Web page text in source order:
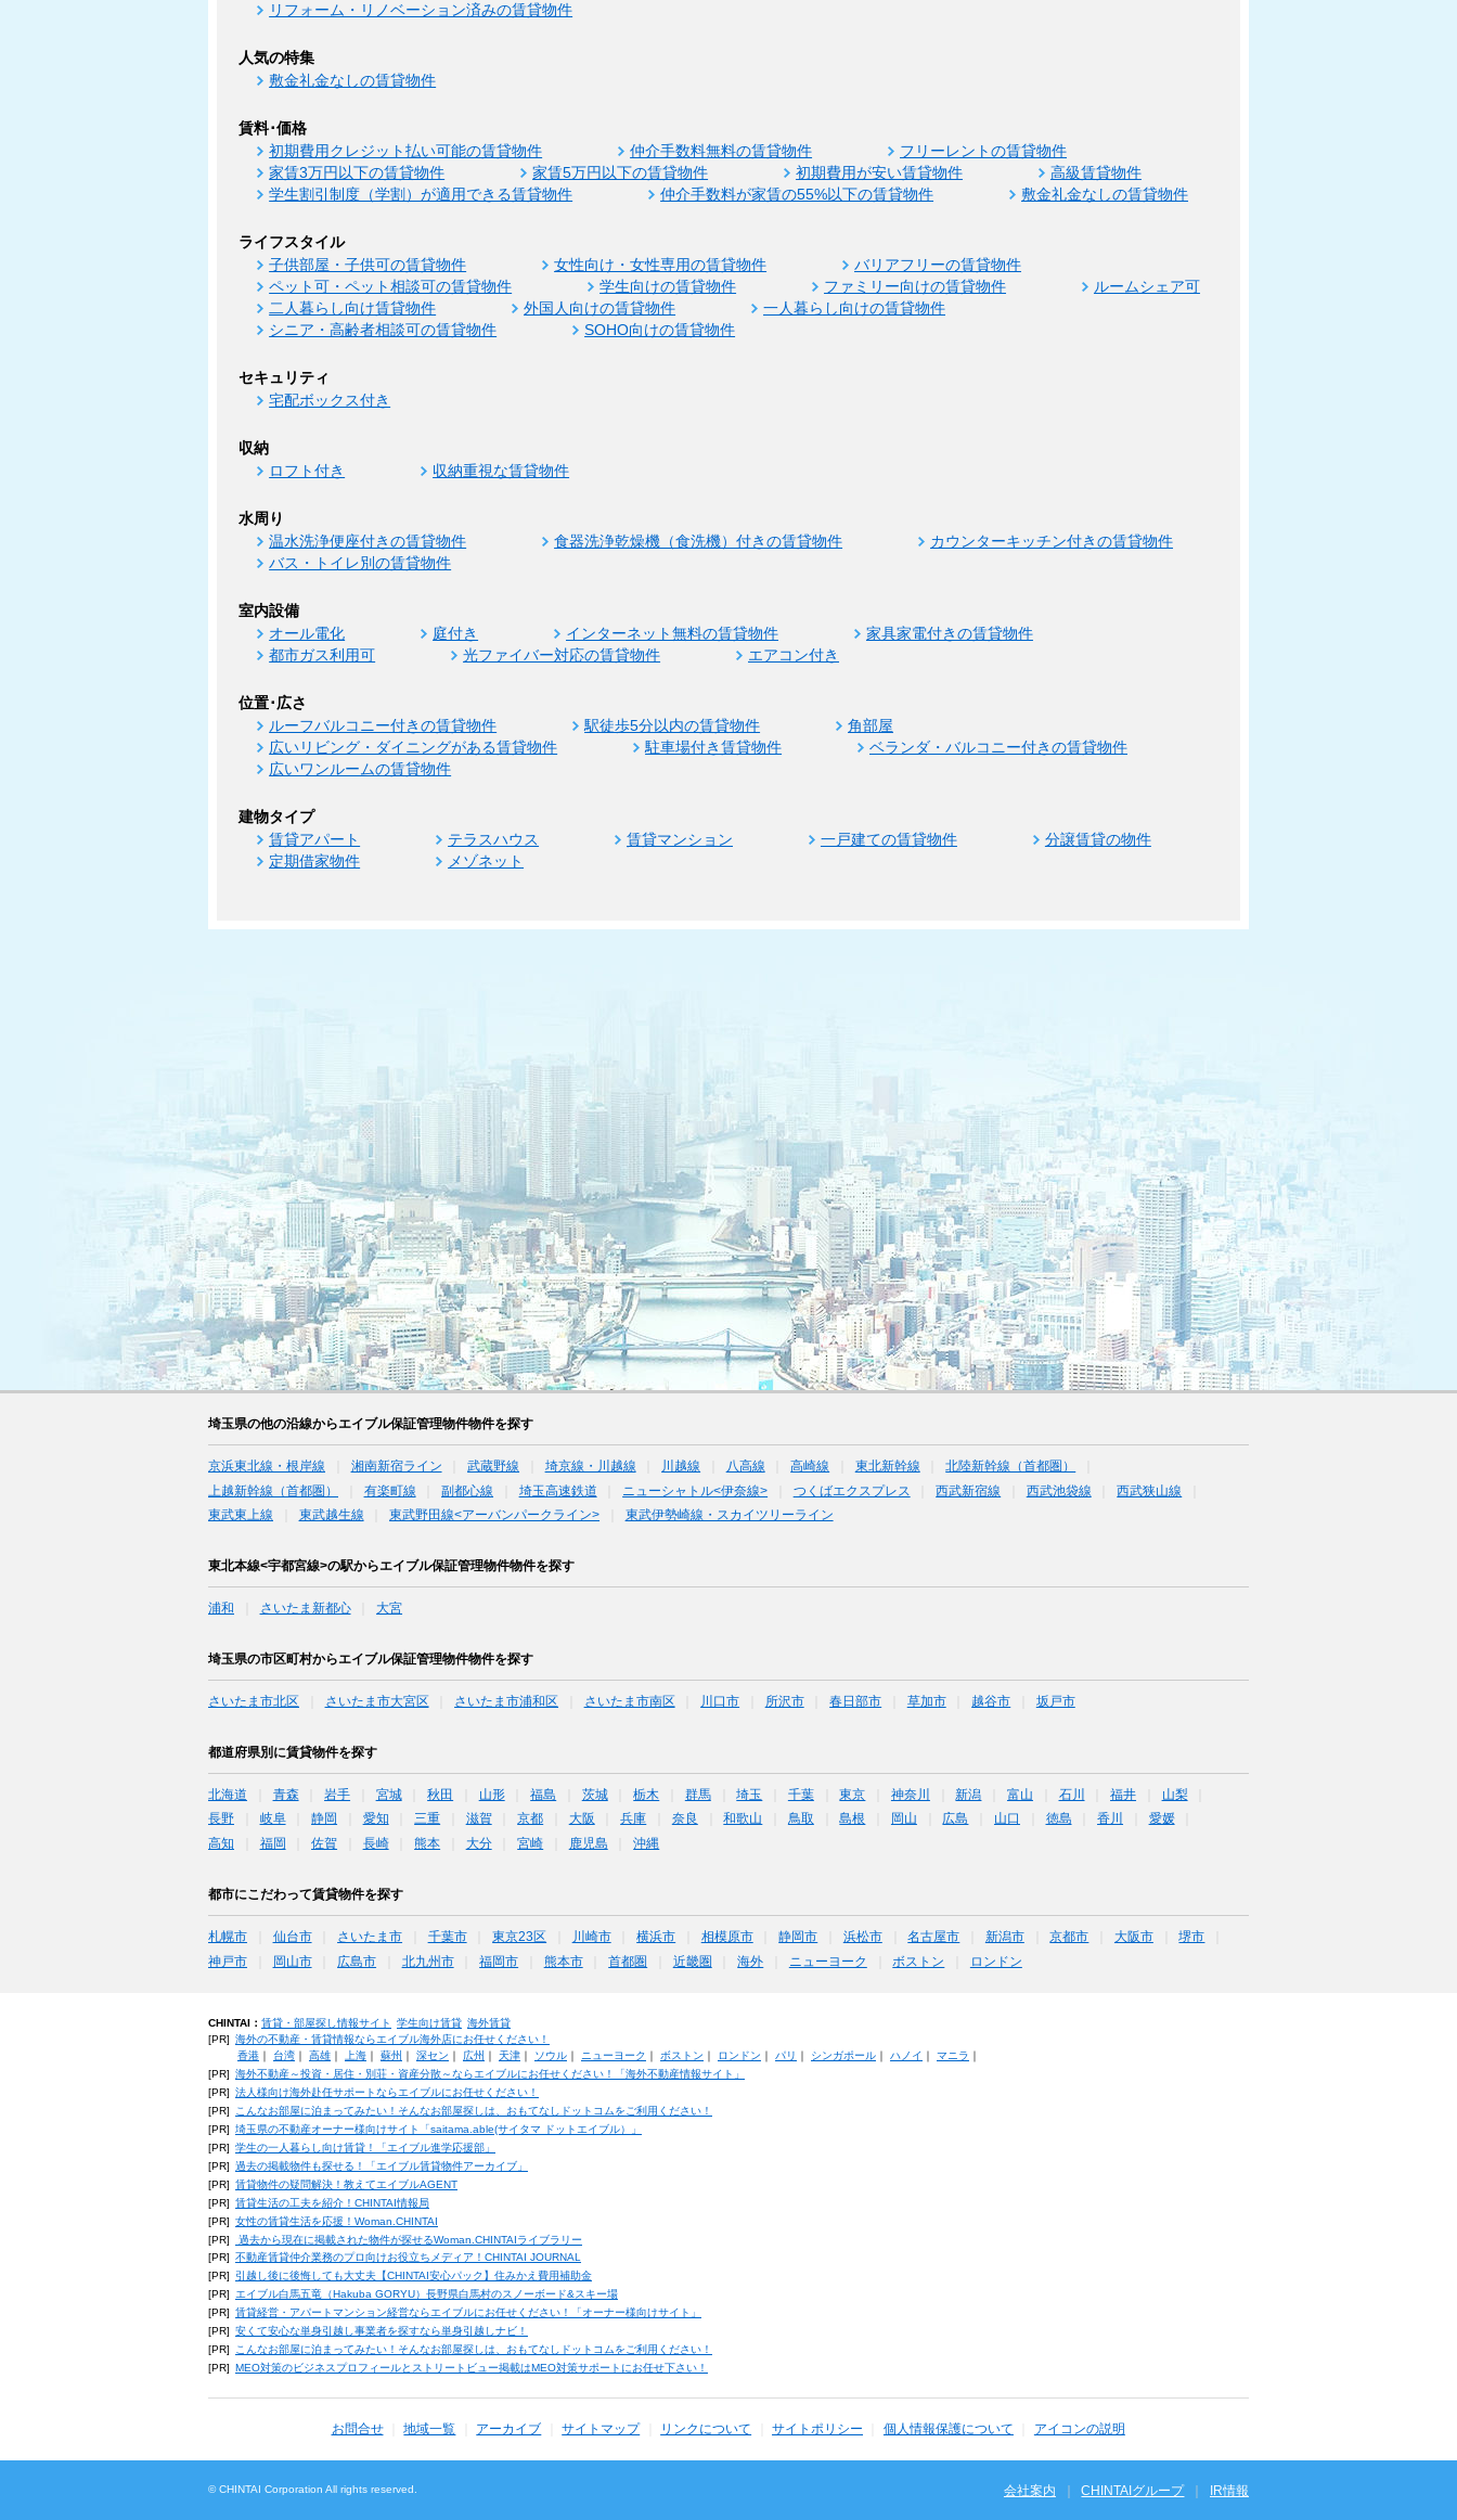
リフォーム・リノベーション済みの賃貸物件
人気の特集
敷金礼金なしの賃貸物件
賃料･価格
初期費用クレジット払い可能の賃貸物件 仲介手数料無料の賃貸物件
フリーレントの賃貸物件
家賃3万円以下の賃貸物件
家賃5万円以下の賃貸物件 初期費用が安い賃貸物件
高級賃貸物件
学生割引制度（学割）が適用できる賃貸物件
仲介手数料が家賃の55%以下の賃貸物件 敷金礼金なしの賃貸物件
ライフスタイル
子供部屋・子供可の賃貸物件 女性向け・女性専用の賃貸物件
バリアフリーの賃貸物件
ペット可・ペット相談可の賃貸物件
学生向けの賃貸物件 ファミリー向けの賃貸物件
ルームシェア可
二人暮らし向け賃貸物件
外国人向けの賃貸物件
一人暮らし向けの賃貸物件
シニア・高齢者相談可の賃貸物件
SOHO向けの賃貸物件
セキュリティ
宅配ボックス付き
収納
ロフト付き 収納重視な賃貸物件
水周り
温水洗浄便座付きの賃貸物件 食器洗浄乾燥機（食洗機）付きの賃貸物件
カウンターキッチン付きの賃貸物件
バス・トイレ別の賃貸物件
室内設備
オール電化 庭付き インターネット無料の賃貸物件
家具家電付きの賃貸物件
都市ガス利用可
光ファイバー対応の賃貸物件 エアコン付き
位置･広さ
ルーフバルコニー付きの賃貸物件 駅徒歩5分以内の賃貸物件
角部屋
広いリビング・ダイニングがある賃貸物件
駐車場付き賃貸物件
ベランダ・バルコニー付きの賃貸物件
広いワンルームの賃貸物件
建物タイプ
賃貸アパート テラスハウス 賃貸マンション 一戸建ての賃貸物件
分譲賃貸の物件
定期借家物件
メゾネット
埼玉県の他の沿線からエイブル保証管理物件物件を探す
京浜東北線・根岸線 湘南新宿ライン 武蔵野線 埼京線・川越線 川越線 八高線 高崎線 東北新幹線
北陸新幹線（首都圏）
上越新幹線（首都圏）
有楽町線 副都心線 埼玉高速鉄道 ニューシャトル<伊奈線> つくばエクスプレス 西武新宿線 西武池袋線
西武狭山線
東武東上線
東武越生線 東武野田線<アーバンパークライン> 東武伊勢崎線・スカイツリーライン
東北本線<宇都宮線>の駅からエイブル保証管理物件物件を探す
浦和 さいたま新都心 大宮
埼玉県の市区町村からエイブル保証管理物件物件を探す
さいたま市北区 さいたま市大宮区 さいたま市浦和区 さいたま市南区 川口市 所沢市 春日部市 草加市 越谷市 坂戸市
都道府県別に賃貸物件を探す
北海道 青森 岩手 宮城 秋田 山形 福島 茨城 栃木 群馬 埼玉 千葉 東京 神奈川 新潟 富山 石川 福井
山梨
長野
岐阜 静岡 愛知 三重 滋賀 京都 大阪 兵庫 奈良 和歌山 鳥取 島根 岡山 広島 山口 徳島 香川
愛媛
高知
福岡 佐賀 長崎 熊本 大分 宮崎 鹿児島 沖縄
都市にこだわって賃貸物件を探す
札幌市 仙台市 さいたま市 千葉市 東京23区 川崎市 横浜市 相模原市 静岡市 浜松市 名古屋市 新潟市 京都市 大阪市
堺市
神戸市
岡山市 広島市 北九州市 福岡市 熊本市 首都圏 近畿圏 海外 ニューヨーク ボストン ロンドン
CHINTAI： 賃貸・部屋探し情報サイト 学生向け賃貸 海外賃貸
[PR] 海外の不動産・賃貸情報ならエイブル海外店にお任せください！
香港｜ 台湾｜ 高雄｜ 上海｜ 蘇州 ｜ 深セン ｜ 広州 ｜ 天津｜ ソウル｜ ニューヨーク ｜ ボストン ｜ ロンドン ｜ パリ ｜ シンガポール｜ ハノイ ｜ マニラ ｜
[PR] 海外不動産～投資・居住・別荘・資産分散～ならエイブルにお任せください！「海外不動産情報サイト」
[PR] 法人様向け海外赴任サポートならエイブルにお任せください！
[PR]
こんなお部屋に泊まってみたい！そんなお部屋探しは、おもてなしドットコムをご利用ください！
[PR] 埼玉県の不動産オーナー様向けサイト「saitama.able(サイタマ ドットエイブル）」
[PR] 学生の一人暮らし向け賃貸！「エイブル進学応援部」
[PR] 過去の掲載物件も探せる！「エイブル賃貸物件アーカイブ」
[PR] 賃貸物件の疑問解決！教えてエイブルAGENT
[PR] 賃貸生活の工夫を紹介！CHINTAI情報局
[PR] 女性の賃貸生活を応援！Woman.CHINTAI
[PR]
過去から現在に掲載された物件が探せるWoman.CHINTAIライブラリー
[PR] 不動産賃貸仲介業務のプロ向けお役立ちメディア！CHINTAI JOURNAL
[PR]
引越し後に後悔しても大丈夫【CHINTAI安心パック】住みかえ費用補助金
[PR] エイブル白馬五竜（Hakuba GORYU）長野県白馬村のスノーボード&スキー場
[PR] 賃貸経営・アパートマンション経営ならエイブルにお任せください！「オーナー様向けサイト」
[PR] 安くて安心な単身引越し事業者を探すなら単身引越しナビ！
[PR]
こんなお部屋に泊まってみたい！そんなお部屋探しは、おもてなしドットコムをご利用ください！
[PR]
MEO対策のビジネスプロフィールとストリートビュー掲載はMEO対策サポートにお任せ下さい！
お問合せ 地域一覧 アーカイブ サイトマップ リンクについて サイトポリシー 個人情報保護について アイコンの説明
会社案内 CHINTAIグループ IR情報
© CHINTAI Corporation All rights reserved.